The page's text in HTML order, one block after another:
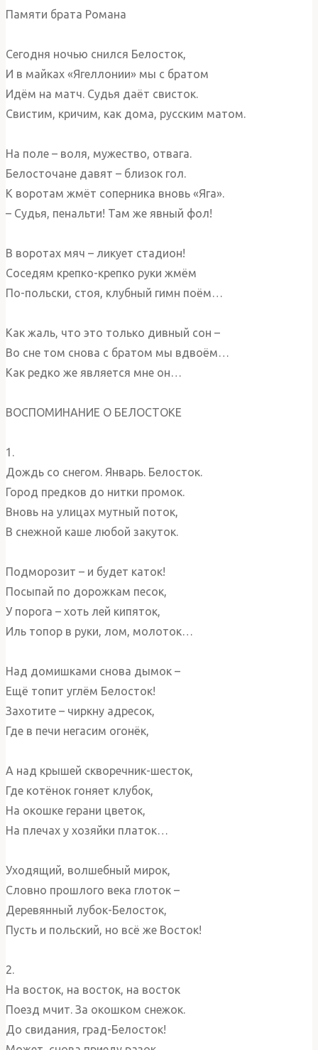
Памяти брата Романа
Сегодня ночью снился Белосток,
И в майках «Ягеллонии» мы с братом
Идём на матч. Судья даёт свисток.
Свистим, кричим, как дома, русским матом.
На поле – воля, мужество, отвага.
Белосточане давят – близок гол.
К воротам жмёт соперника вновь «Яга».
– Судья, пенальти! Там же явный фол!
В воротах мяч – ликует стадион!
Соседям крепко-крепко руки жмём
По-польски, стоя, клубный гимн поём…
Как жаль, что это только дивный сон –
Во сне том снова с братом мы вдвоём…
Как редко же является мне он…
ВОСПОМИНАНИЕ О БЕЛОСТОКЕ
1.
Дождь со снегом. Январь. Белосток.
Город предков до нитки промок.
Вновь на улицах мутный поток,
В снежной каше любой закуток.
Подморозит – и будет каток!
Посыпай по дорожкам песок,
У порога – хоть лей кипяток,
Иль топор в руки, лом, молоток…
Над домишками снова дымок –
Ещё топит углём Белосток!
Захотите – чиркну адресок,
Где в печи негасим огонёк,
А над крышей скворечник-шесток,
Где котёнок гоняет клубок,
На окошке герани цветок,
На плечах у хозяйки платок…
Уходящий, волшебный мирок,
Словно прошлого века глоток –
Деревянный лубок-Белосток,
Пусть и польский, но всё же Восток!
2.
На восток, на восток, на восток
Поезд мчит. За окошком снежок.
До свидания, град-Белосток!